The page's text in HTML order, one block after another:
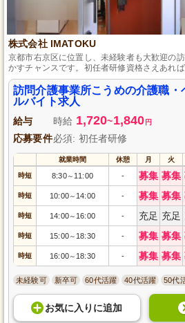
株式会社 IMATOKU
京都市右京区に位置し、未経験者も大歓迎の
かすチャンスです。初任者研修資格さえあれ
に指導し、訪問介護の仕事を通じてお客様の
レキシブルな働き方で、充実したパート・ア
訪問介護事業所こうめの介護職・
ルバイト求人
給与 時給 1,720~1,840 円
応募要件必須: 初任者研修
就業時間 休憩 月 火
時短 8:30～ 11:00 - 募集 募集
時短 10:00～ 14:00 - 募集 募集
時短 14:00～ 16:00 - 充足 充足
時短 15:00～ 18:30 - 募集 募集
時短 16:00～ 18:30 - 募集 募集
未経験可 新卒可 60代活躍 40代活躍 50代
お気に入り に追加